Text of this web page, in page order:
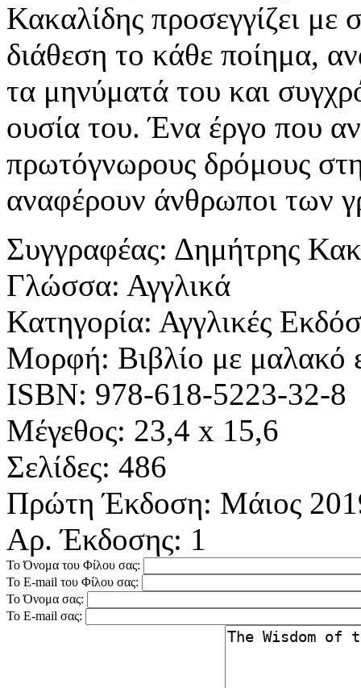
Κακαλίδης προσεγγίζει με
διάθεση το κάθε ποίημα,
τα μηνύματά του και
ουσία του. Ένα έργο που
πρωτόγνωρους δρόμους
αναφέρουν άνθρωποι των
Συγγραφέας: Δημήτρης
Γλώσσα: Αγγλικά
Κατηγορία: Αγγλικές
Μορφή: Βιβλίο με μαλακό
ISBN: 978-618-5223-32-8
Μέγεθος: 23,4 x 15,6
Σελίδες: 486
Πρώτη Έκδοση: Μάιος
Αρ. Έκδοσης: 1
Το Όνομα του Φίλου σας:
Το E-mail του Φίλου σας:
Το Όνομα σας:
Το E-mail σας: